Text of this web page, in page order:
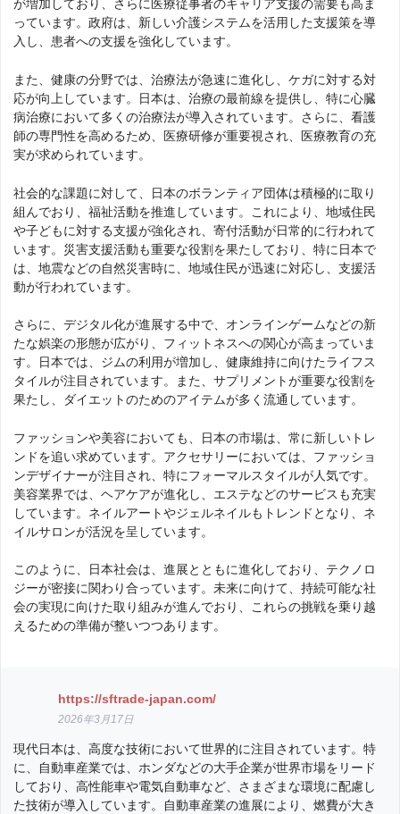
が増加しており、さらに医療従事者のキャリア支援の需要も高ま
っています。政府は、新しい介護システムを活用した支援策を導
入し、患者への支援を強化しています。
また、健康の分野では、治療法が急速に進化し、ケガに対する対
応が向上しています。日本は、治療の最前線を提供し、特に心臓
病治療において多くの治療法が導入されています。さらに、看護
師の専門性を高めるため、医療研修が重要視され、医療教育の充
実が求められています。
社会的な課題に対して、日本のボランティア団体は積極的に取り
組んでおり、福祉活動を推進しています。これにより、地域住民
や子どもに対する支援が強化され、寄付活動が日常的に行われて
います。災害支援活動も重要な役割を果たしており、特に日本で
は、地震などの自然災害時に、地域住民が迅速に対応し、支援活
動が行われています。
さらに、デジタル化が進展する中で、オンラインゲームなどの新
たな娯楽の形態が広がり、フィットネスへの関心が高まっていま
す。日本では、ジムの利用が増加し、健康維持に向けたライフス
タイルが注目されています。また、サプリメントが重要な役割を
果たし、ダイエットのためのアイテムが多く流通しています。
ファッションや美容においても、日本の市場は、常に新しいトレ
ンドを追い求めています。アクセサリーにおいては、ファッショ
ンデザイナーが注目され、特にフォーマルスタイルが人気です。
美容業界では、ヘアケアが進化し、エステなどのサービスも充実
しています。ネイルアートやジェルネイルもトレンドとなり、ネ
イルサロンが活況を呈しています。
このように、日本社会は、進展とともに進化しており、テクノロ
ジーが密接に関わり合っています。未来に向けて、持続可能な社
会の実現に向けた取り組みが進んでおり、これらの挑戦を乗り越
えるための準備が整いつつあります。
https://sftrade-japan.com/
2026年3月17日
現代日本は、高度な技術において世界的に注目されています。特
に、自動車産業では、ホンダなどの大手企業が世界市場をリード
しており、高性能車や電気自動車など、さまざまな環境に配慮し
た技術が導入しています。自動車産業の進展により、燃費が大き